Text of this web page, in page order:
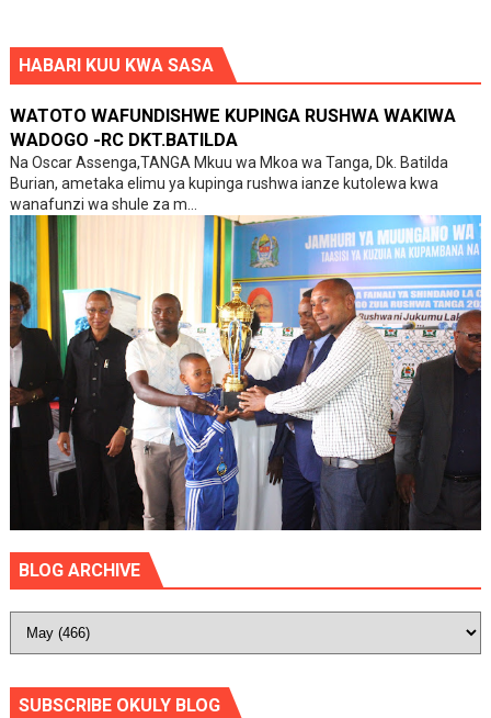
HABARI KUU KWA SASA
WATOTO WAFUNDISHWE KUPINGA RUSHWA WAKIWA
WADOGO -RC DKT.BATILDA
Na Oscar Assenga,TANGA Mkuu wa Mkoa wa Tanga, Dk. Batilda
Burian, ametaka elimu ya kupinga rushwa ianze kutolewa kwa
wanafunzi wa shule za m...
BLOG ARCHIVE
SUBSCRIBE OKULY BLOG